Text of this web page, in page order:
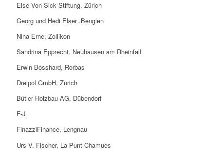
Else Von Sick Stiftung, Zürich
Georg und Hedi Elser ,Benglen
Nina Erne, Zollikon
Sandrina Epprecht, Neuhausen am Rheinfall
Erwin Bosshard, Rorbas
Dreipol GmbH, Zürich
Bütler Holzbau AG, Dübendorf
F-J
FinazziFinance, Lengnau
Urs V. Fischer, La Punt-Chamues